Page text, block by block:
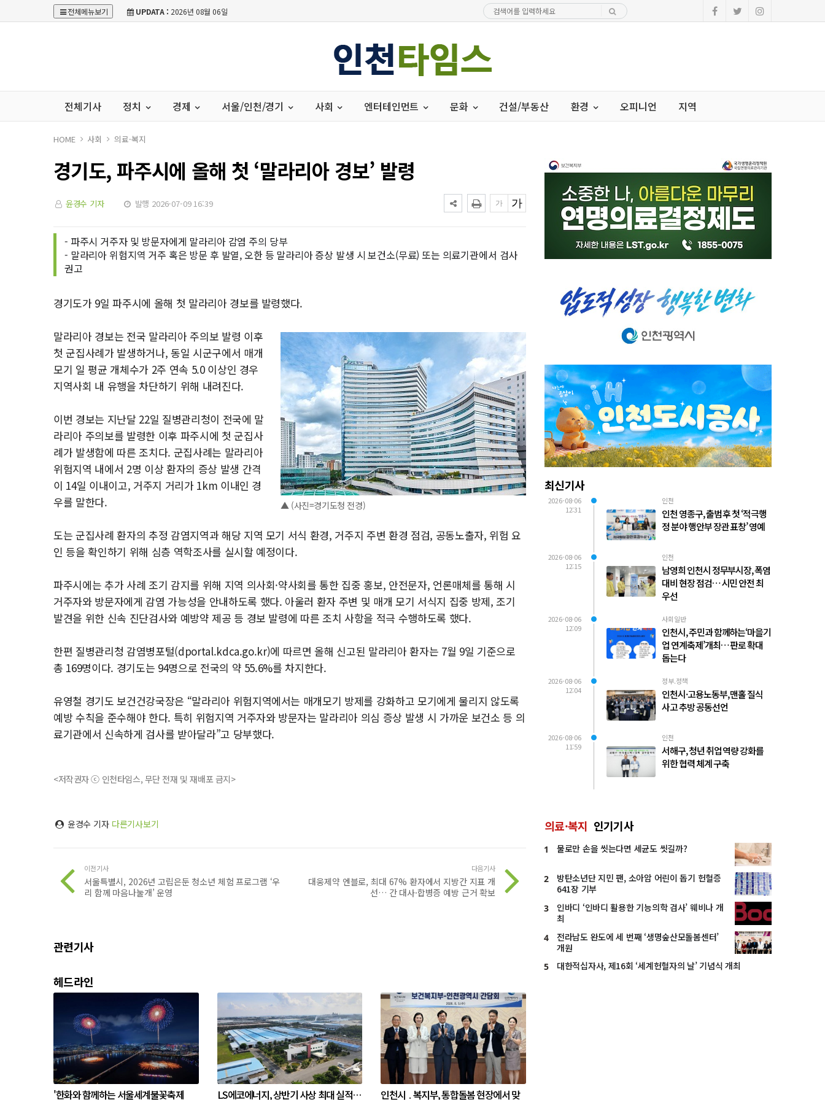
전체메뉴보기 UPDATA : 2026년 08월 06일
전체기사 정치 경제 서울/인천/경기 사회 엔터테인먼트 문화 건설/부동산 환경 오피니언 지역
HOME 사회 의료·복지
경기도, 파주시에 올해 첫 ‘말라리아 경보’ 발령
윤경수 기자 발행 2026-07-09 16:39
- 파주시 거주자 및 방문자에게 말라리아 감염 주의 당부
- 말라리아 위험지역 거주 혹은 방문 후 발열, 오한 등 말라리아 증상 발생 시 보건소(무료) 또는 의료기관에서 검사
권고
경기도가 9일 파주시에 올해 첫 말라리아 경보를 발령했다.
▲ (사진=경기도청 전경)
말라리아 경보는 전국 말라리아 주의보 발령 이후
첫 군집사례가 발생하거나, 동일 시군구에서 매개
모기 일 평균 개체수가 2주 연속 5.0 이상인 경우
지역사회 내 유행을 차단하기 위해 내려진다.
이번 경보는 지난달 22일 질병관리청이 전국에 말
라리아 주의보를 발령한 이후 파주시에 첫 군집사
례가 발생함에 따른 조치다. 군집사례는 말라리아
위험지역 내에서 2명 이상 환자의 증상 발생 간격
이 14일 이내이고, 거주지 거리가 1km 이내인 경
우를 말한다.
도는 군집사례 환자의 추정 감염지역과 해당 지역 모기 서식 환경, 거주지 주변 환경 점검, 공동노출자, 위험 요
인 등을 확인하기 위해 심층 역학조사를 실시할 예정이다.
파주시에는 추가 사례 조기 감지를 위해 지역 의사회·약사회를 통한 집중 홍보, 안전문자, 언론매체를 통해 시
거주자와 방문자에게 감염 가능성을 안내하도록 했다. 아울러 환자 주변 및 매개 모기 서식지 집중 방제, 조기
발견을 위한 신속 진단검사와 예방약 제공 등 경보 발령에 따른 조치 사항을 적극 수행하도록 했다.
한편 질병관리청 감염병포털(dportal.kdca.go.kr)에 따르면 올해 신고된 말라리아 환자는 7월 9일 기준으로
총 169명이다. 경기도는 94명으로 전국의 약 55.6%를 차지한다.
유영철 경기도 보건건강국장은 “말라리아 위험지역에서는 매개모기 방제를 강화하고 모기에게 물리지 않도록
예방 수칙을 준수해야 한다. 특히 위험지역 거주자와 방문자는 말라리아 의심 증상 발생 시 가까운 보건소 등 의
료기관에서 신속하게 검사를 받아달라”고 당부했다.
<저작권자 ⓒ 인천타임스, 무단 전재 및 재배포 금지>
윤경수 기자 다른기사보기
이전기사
서울특별시, 2026년 고립은둔 청소년 체험 프로그램 ‘우
리 함께 마음나눌개’ 운영
다음기사
대웅제약 엔블로, 최대 67% 환자에서 지방간 지표 개
선… 간 대사·합병증 예방 근거 확보
관련기사
헤드라인
'한화와 함께하는 서울세계불꽃축제
LS에코에너지, 상반기 사상 최대 실적…
인천시 ․ 복지부, 통합돌봄 현장에서 맞
최신기사
2026-08-06
12:31
인천
인천 영종구, 출범 후 첫 ‘적극행
정 분야 행안부 장관 표창’ 영예
2026-08-06
12:15
인천
남영희 인천시 정무부시장, 폭염
대비 현장 점검… 시민 안전 최
우선
2026-08-06
12:09
사회일반
인천시, 주민과 함께하는‘마을기
업 연계축제’개최… 판로 확대
돕는다
2026-08-06
12:04
정부.정책
인천시·고용노동부, 맨홀 질식
사고 추방 공동선언
2026-08-06
11:59
인천
서해구, 청년 취업 역량 강화를
위한 협력 체계 구축
의료·복지 인기기사
1 물로만 손을 씻는다면 세균도 씻길까?
2
방탄소년단 지민 팬, 소아암 어린이 돕기 헌혈증
641장 기부
3
인바디 ‘인바디 활용한 기능의학 검사’ 웨비나 개
최
4
전라남도 완도에 세 번째 ‘생명숲산모돌봄센터’
개원
5 대한적십자사, 제16회 ‘세계헌혈자의 날’ 기념식 개최